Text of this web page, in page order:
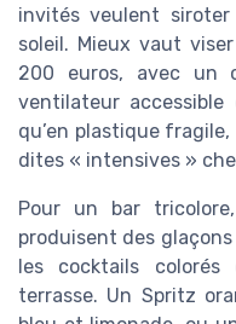
invités veulent
soleil. Mieux vaut
200 euros, avec un
ventilateur
qu’en plastique
dites « intensives »
Pour un bar
produisent des
les cocktails
terrasse. Un Spritz